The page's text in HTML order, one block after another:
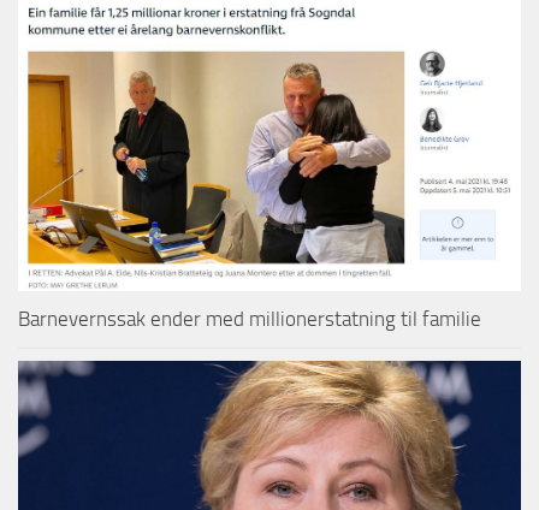
Barnevernssak ender med millionerstatning til familie